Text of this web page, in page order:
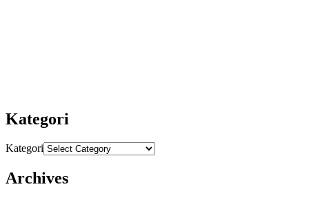
Kategori
Kategori
Archives